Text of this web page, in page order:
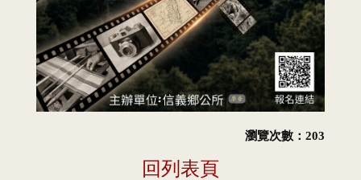
瀏覽次數：203
回列表頁